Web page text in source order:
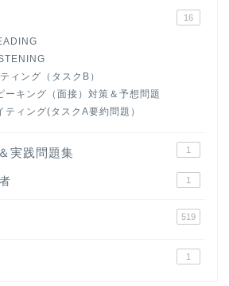
16
ィング（タスクB）
ーキング（面接）対策＆予想問題
ティング(タスクA要約問題）
実践問題集 1
1
519
1